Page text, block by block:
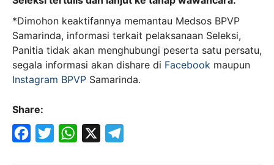
*Dimohon keaktifannya memantau Medsos BPVP
Samarinda, informasi terkait pelaksanaan Seleksi,
Panitia tidak akan menghubungi peserta satu persatu,
segala informasi akan dishare di Facebook maupun
Instagram BPVP Samarinda.
Share: